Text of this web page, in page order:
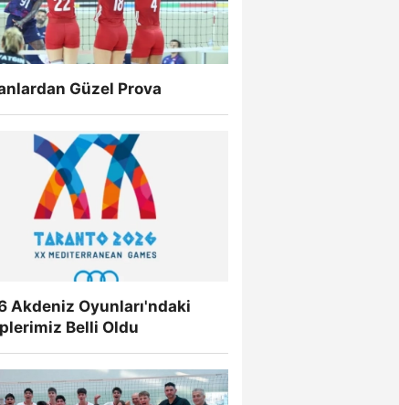
Güzel Prova
Akdeniz Oyunları'ndaki
Belli Oldu